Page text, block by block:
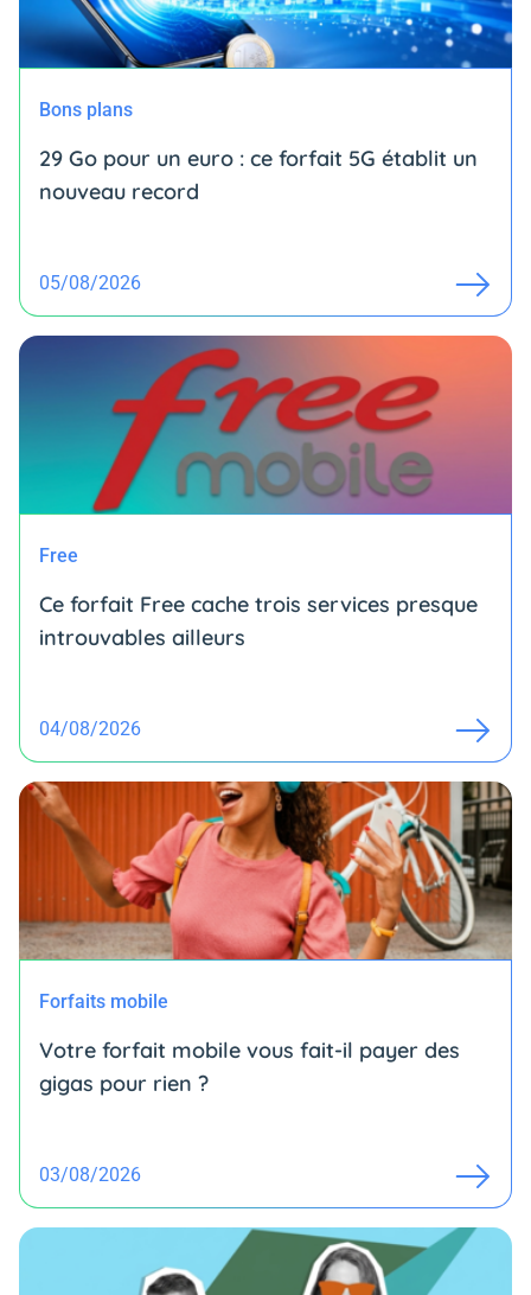
Bons plans
29 Go pour un euro : ce forfait 5G établit un
nouveau record
05/08/2026
Free
Ce forfait Free cache trois services presque
introuvables ailleurs
04/08/2026
Forfaits mobile
Votre forfait mobile vous fait-il payer des
gigas pour rien ?
03/08/2026